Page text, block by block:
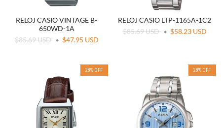
RELOJ CASIO VINTAGE B-
650WD-1A
$85.69 USD
$47.95 USD
RELOJ CASIO LTP-1165A-1C2
$85.69 USD
$58.23 USD
28% OFF 28% OFF